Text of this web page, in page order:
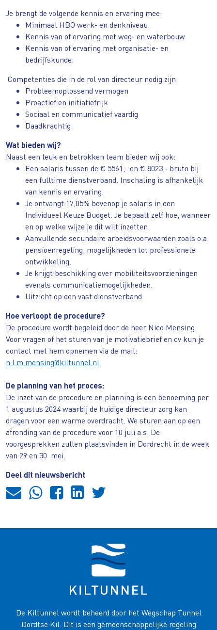
Je brengt de volgende kennis en ervaring mee:
Minimaal HBO werk- en denkniveau.
Kennis van of ervaring met weg- en waterbouw
Kennis van of ervaring met organisatie- en
bedrijfskunde.
Competenties die in de rol van directeur nodig zijn:
Probleemoplossend vermogen
Proactief en initiatiefrijk
Sociaal en communicatief vaardig
Daadkrachtig
Wat bieden wij?
Naast een leuk en betrokken team bieden wij ook:
Een salaris tussen de € 5561,- en € 8023,- bruto bij
een fulltime dienstverband. Inschaling is afhankelijk
van kennis en ervaring.
Je ontvangt 17,05% bovenop je salaris in een
Individueel Keuze Budget. Je bepaalt zelf hoe, wanneer
en op welke wijze je dit wilt inzetten.
Aanvullende secundaire arbeidsvoorwaarden zoals o.a.
pensioenregeling, mogelijkheden tot professionele
ontwikkeling.
Je krijgt beschikking over mobiliteitsvoorzieningen
evenals communicatiemogelijkheden.
Uitzicht op een vast dienstverband.
Hoe verloopt de procedure?
De procedure wordt begeleid door de heer Nico Mensing.
Voor vragen of het sturen van je motivatiebrief en cv kun je
contact met hem opnemen via de mail:
n.l.m.mensing@kiltunnel.nl
De planning van het proces:
De inzet van de procedure en planning is een benoeming per
1 augustus 2024 waarbij de huidige directeur zorg kan
dragen voor een warme overdracht. We sturen aan op een
afronding van de procedure voor 10 juli a.s. De
voorgesprekken zullen plaatsvinden in Dordrecht in de week
van 29 en 30 mei.
Deel dit nieuwsbericht
De Kiltunnel wordt beheerd door het Wegschap Tunnel
Dordtse Kil. Dit is een gemeenschappelijke regeling